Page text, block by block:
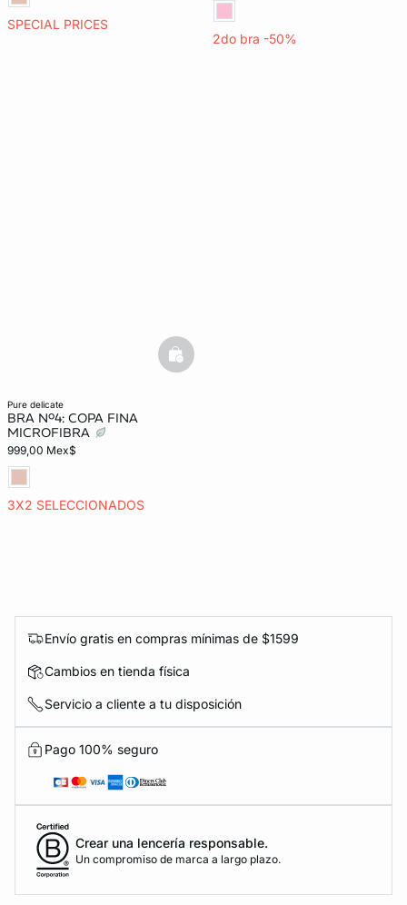
SPECIAL PRICES
2do bra -50%
pure delicate
BRA Nº4: COPA FINA
MICROFIBRA
999,00 Mex$
3X2 SELECCIONADOS
basketfull
Envío gratis en compras mínimas de $1599
Cambios en tienda física
Servicio a cliente a tu disposición
Pago 100% seguro
Crear una lencería responsable.
Un compromiso de marca a largo plazo.